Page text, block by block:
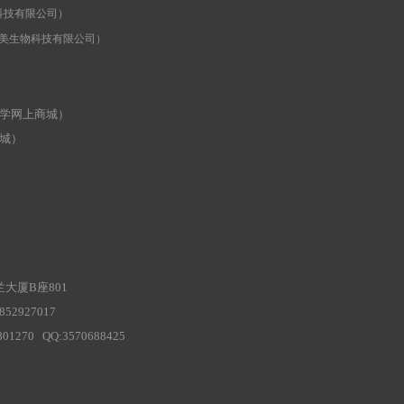
有限公司 ）
生物科技有限公司）
网上商城）
）
厦B座801
QQ:3570688425